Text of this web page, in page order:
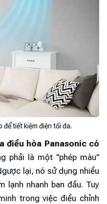
để tiết kiệm điện tối đa.
điều hòa Panasonic có
phải là một "phép màu"
lại, nó sử dụng nhiều
lạnh nhanh ban đầu. Tuy
trong việc điều chỉnh